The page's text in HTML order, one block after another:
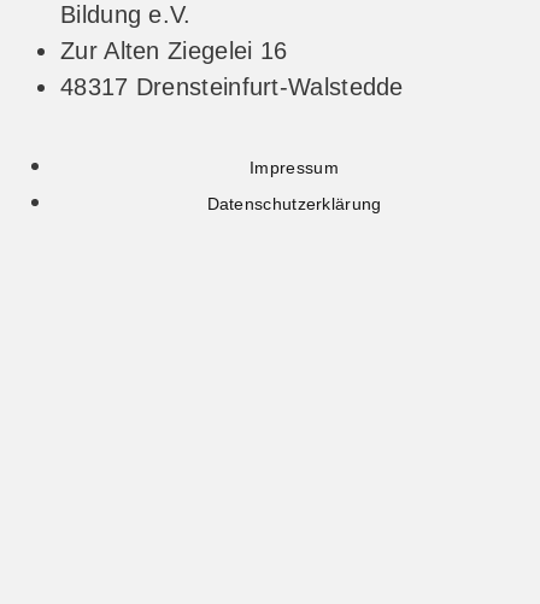
Bildung e.V.
Zur Alten Ziegelei 16
48317 Drensteinfurt-Walstedde
Impressum
Datenschutzerklärung